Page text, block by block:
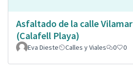
Asfaltado de la calle Vilamar
(Calafell Playa)
Eva Dieste Calles y Viales 0 0